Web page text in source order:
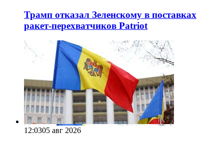
Трамп отказал Зеленскому в поставках
ракет-перехватчиков Patriot
12:0305 авг 2026